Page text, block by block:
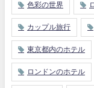
色彩の世界
カップル旅行
東京都内のホテル
ロンドンのホテル